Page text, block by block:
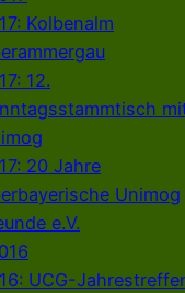
Kolbenalm
12.
20 Jahre
Unimog
e.V.
UCG-